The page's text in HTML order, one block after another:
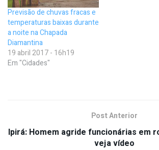
Previsão de chuvas fracas e
temperaturas baixas durante
a noite na Chapada
Diamantina
19 abril 2017 - 16h19
Em "Cidades"
Post Anterior
Ipirá: Homem agride funcionárias em
veja vídeo